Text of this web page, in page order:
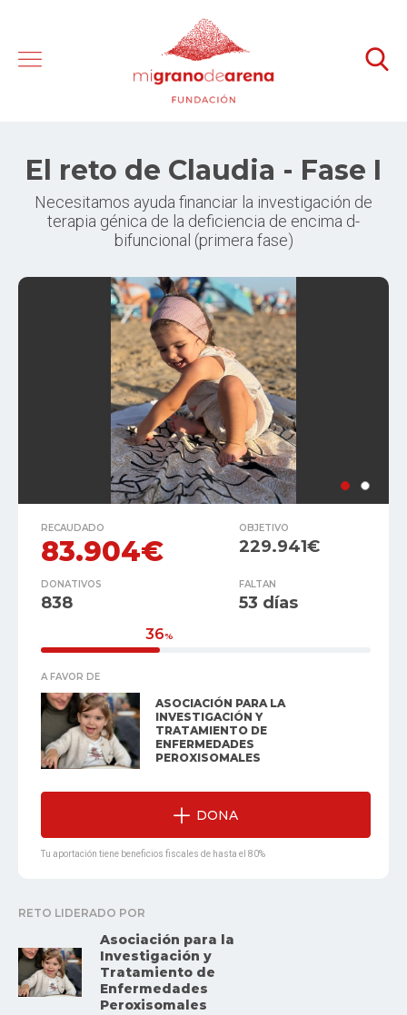
El reto de Claudia - Fase I
Necesitamos ayuda financiar la investigación de
terapia génica de la deficiencia de encima d-
bifuncional (primera fase)
RECAUDADO
83.904€
OBJETIVO
229.941€
DONATIVOS
838
FALTAN
53 días
36%
A FAVOR DE
ASOCIACIÓN PARA LA
INVESTIGACIÓN Y
TRATAMIENTO DE
ENFERMEDADES
PEROXISOMALES
DONA
Tu aportación tiene beneficios fiscales de hasta el 80%
RETO LIDERADO POR
Asociación para la
Investigación y
Tratamiento de
Enfermedades
Peroxisomales